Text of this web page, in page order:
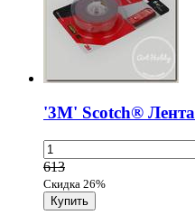
'3M' Scotch®
613
Скидка 26%